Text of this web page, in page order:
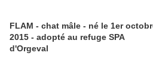
FLAM - chat mâle - né le 1er
2015 - adopté au refuge SPA
d'Orgeval